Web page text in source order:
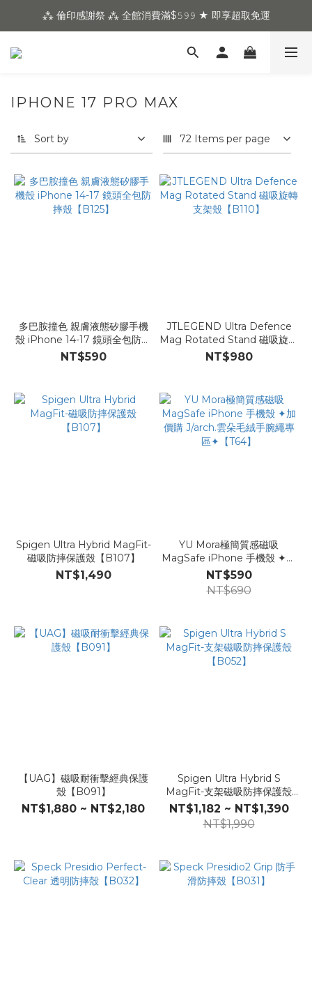
⁂ 倫印感謝祭 ⁂ 全館消費滿$𝟻𝟿𝟿 ★ 即享超取免運
IPHONE 17 PRO MAX
Sort by 72 Items per page
多巴胺撞色 親膚液態矽膠手機
殼 iPhone 14-17 鏡頭全包防摔
殼【B125】
NT$590
JTLEGEND Ultra Defence
Mag Rotated Stand 磁吸旋轉
支架殼【B110】
NT$980
Spigen Ultra Hybrid MagFit-
磁吸防摔保護殼【B107】
NT$1,490
YU Mora極簡質感磁吸
MagSafe iPhone 手機殼 ✦加
價購 J/arch.雲朵毛絨手腕繩專
區✦【T64】
NT$590
NT$690
【UAG】磁吸耐衝擊經典保護
殼【B091】
NT$1,880 ~ NT$2,180
Spigen Ultra Hybrid S
MagFit-支架磁吸防摔保護殼
【B052】
NT$1,182 ~ NT$1,390
NT$1,990